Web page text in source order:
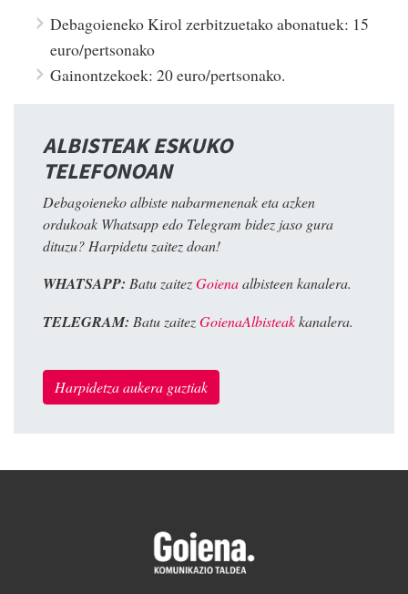
Debagoieneko Kirol zerbitzuetako abonatuek: 15
euro/pertsonako
Gainontzekoek: 20 euro/pertsonako.
ALBISTEAK ESKUKO
TELEFONOAN
Debagoieneko albiste nabarmenenak eta azken
ordukoak Whatsapp edo Telegram bidez jaso gura
dituzu? Harpidetu zaitez doan!
WHATSAPP: Batu zaitezGoienaalbisteen kanalera.
TELEGRAM: Batu zaitezGoienaAlbisteakkanalera.
Harpidetza aukera guztiak